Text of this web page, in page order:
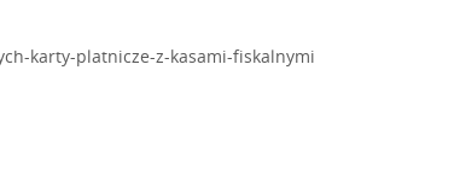
karty-platnicze-z-kasami-fiskalnymi